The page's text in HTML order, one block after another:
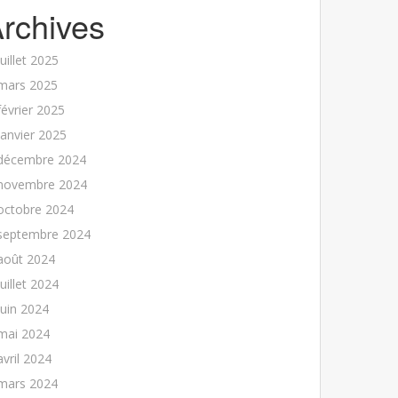
2025
2025
2025
2025
2024
2024
2024
2024
2024
2024
2024
2024
2024
2024